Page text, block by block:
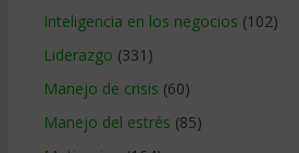
Inteligencia en los negocios (102)
Liderazgo (331)
Manejo de crisis (60)
Manejo del estrés (85)